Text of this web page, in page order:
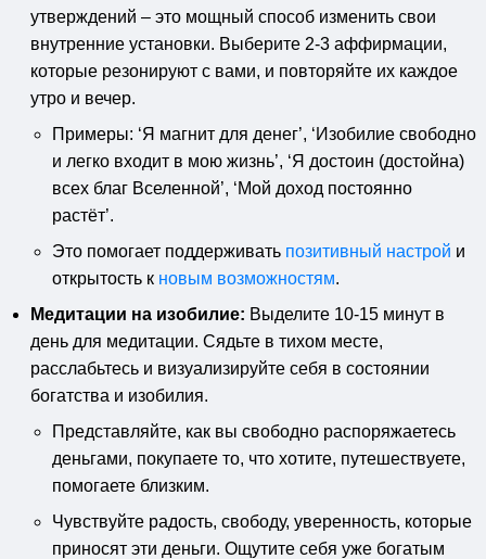
утверждений – это мощный способ изменить свои
внутренние установки. Выберите 2-3 аффирмации,
которые резонируют с вами, и повторяйте их каждое
утро и вечер.
Примеры: ‘Я магнит для денег’, ‘Изобилие свободно
и легко входит в мою жизнь’, ‘Я достоин (достойна)
всех благ Вселенной’, ‘Мой доход постоянно
растёт’.
Это помогает поддерживать позитивный настрой и
открытость к новым возможностям.
Медитации на изобилие: Выделите 10-15 минут в
день для медитации. Сядьте в тихом месте,
расслабьтесь и визуализируйте себя в состоянии
богатства и изобилия.
Представляйте, как вы свободно распоряжаетесь
деньгами, покупаете то, что хотите, путешествуете,
помогаете близким.
Чувствуйте радость, свободу, уверенность, которые
приносят эти деньги. Ощутите себя уже богатым